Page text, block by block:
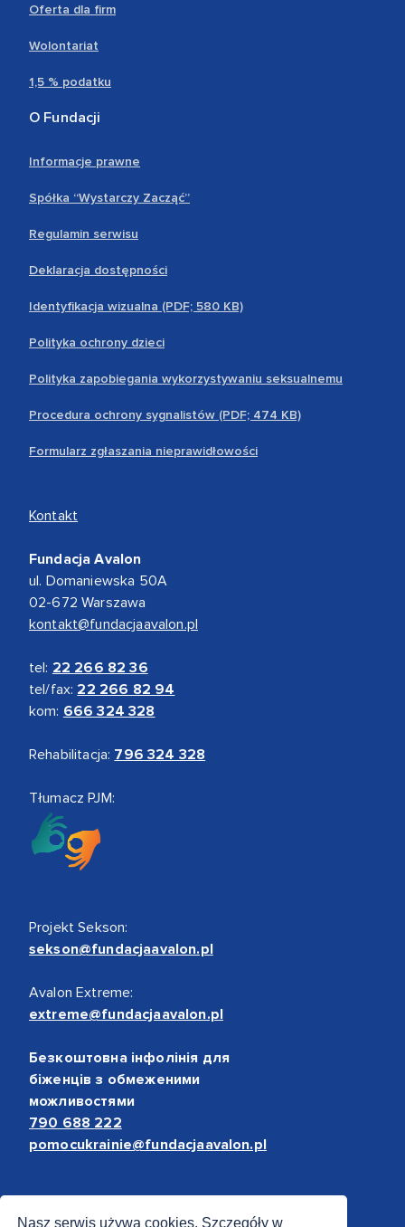
Nasz serwis używa cookies. Szczegóły w
Oferta dla firm
Wolontariat
1,5 % podatku
O Fundacji
Informacje prawne
Spółka “Wystarczy Zacząć”
Regulamin serwisu
Deklaracja dostępności
Identyfikacja wizualna (PDF; 580 KB)
Polityka ochrony dzieci
Polityka zapobiegania wykorzystywaniu seksualnemu
Procedura ochrony sygnalistów (PDF; 474 KB)
Formularz zgłaszania nieprawidłowości
Kontakt
Fundacja Avalon
ul. Domaniewska 50A
02-672 Warszawa
kontakt@fundacjaavalon.pl
tel: 22 266 82 36
tel/fax: 22 266 82 94
kom: 666 324 328
Rehabilitacja: 796 324 328
Tłumacz PJM:
Projekt Sekson:
sekson@fundacjaavalon.pl
Avalon Extreme:
extreme@fundacjaavalon.pl
Безкоштовна інфолінія для
біженців з обмеженими
можливостями
790 688 222
pomocukrainie@fundacjaavalon.pl
Bezpieczne płatności